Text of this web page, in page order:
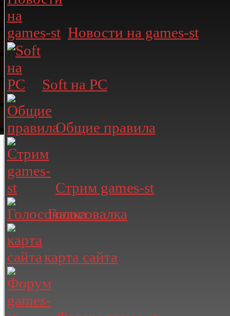
Новости на games-st
Soft на PC
Общие правила
Стрим games-st
Голосовалка
карта сайта